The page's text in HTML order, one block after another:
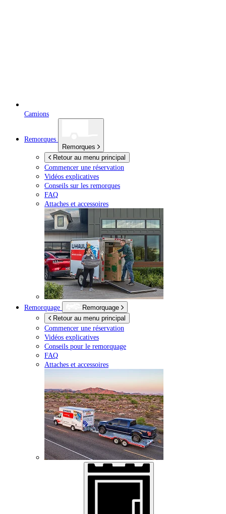
Camions
Remorques
Remorques
Retour au menu principal
Commencer une réservation
Vidéos explicatives
Conseils sur les remorques
FAQ
Attaches et accessoires
Remorquage
Remorquage
Retour au menu principal
Commencer une réservation
Vidéos explicatives
Conseils pour le remorquage
FAQ
Attaches et accessoires